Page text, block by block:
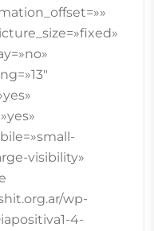
visibility»
wp-
4-